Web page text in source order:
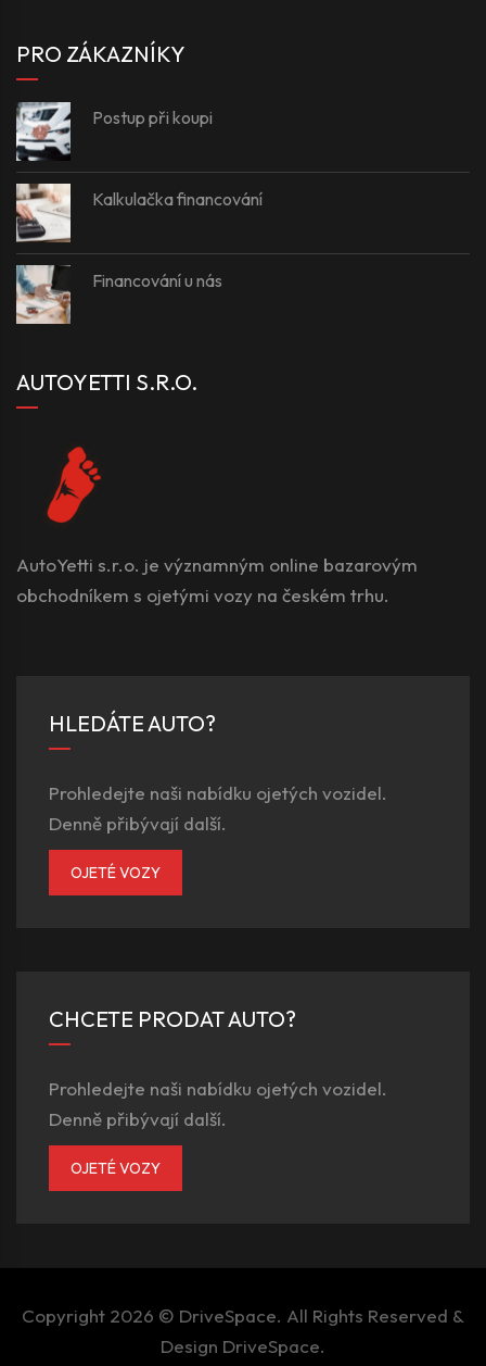
PRO ZÁKAZNÍKY
Postup při koupi
Kalkulačka financování
Financování u nás
AUTOYETTI S.R.O.
AutoYetti s.r.o. je významným online bazarovým
obchodníkem s ojetými vozy na českém trhu.
HLEDÁTE AUTO?
Prohledejte naši nabídku ojetých vozidel.
Denně přibývají další.
OJETÉ VOZY
CHCETE PRODAT AUTO?
Prohledejte naši nabídku ojetých vozidel.
Denně přibývají další.
OJETÉ VOZY
Copyright 2026 © DriveSpace. All Rights Reserved &
Design DriveSpace.